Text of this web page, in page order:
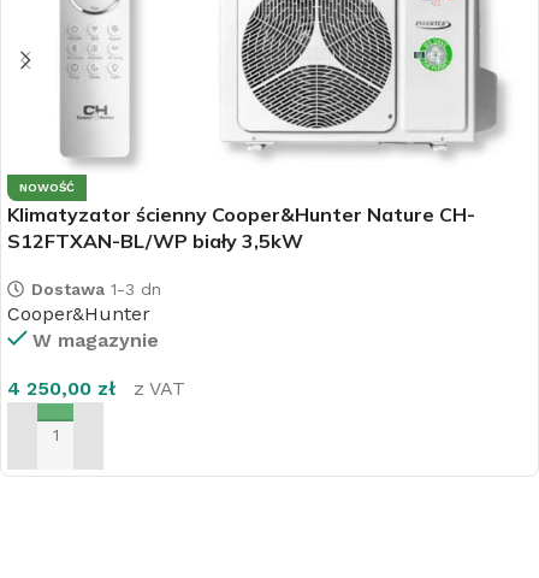
NOWOŚĆ
Klimatyzator ścienny Cooper&Hunter Nature CH-
S12FTXAN-BL/WP biały 3,5kW
Dostawa 1-3 dn
Cooper&Hunter
W magazynie
4 250,00 zł z VAT
DODAJ DO KOSZYKA